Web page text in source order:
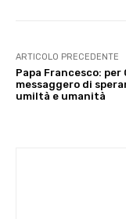
ARTICOLO PRECEDENTE
Papa Francesco: per
messaggero di
umiltà e umanità